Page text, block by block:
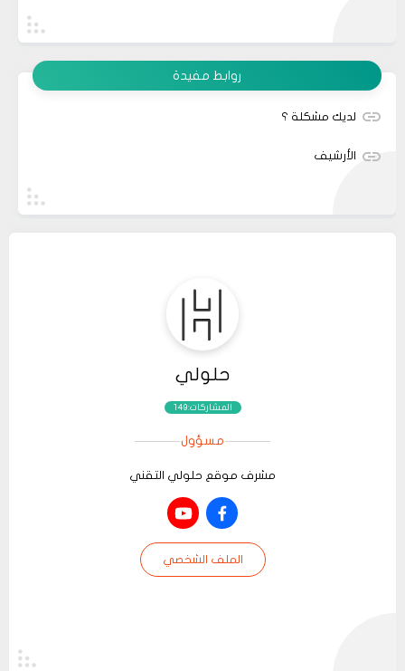
روابط مفيدة
لديك مشكلة ؟
الأرشيف
حلولي
المشاركات:149
مسؤول
مشرف موقع حلولي التقني
الملف الشخصي